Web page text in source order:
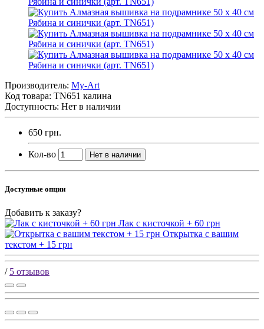
Производитель: My-Art
Код товара: TN651 калина
Доступность: Нет в наличии
650 грн.
Кол-во Нет в наличии
Доступные опции
Добавить к заказу?
Лак с кисточкой + 60 грн
Открытка с вашим
текстом + 15 грн
/ 5 отзывов